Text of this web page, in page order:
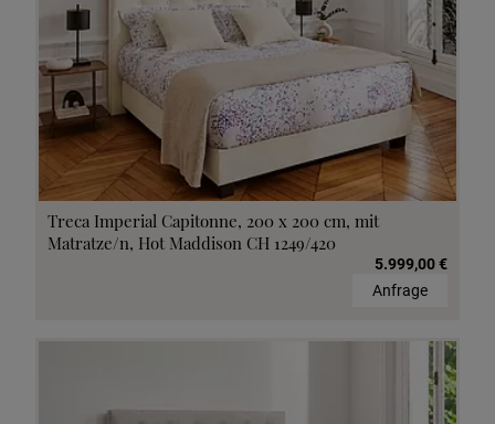
Treca Imperial Capitonne, 200 x 200 cm, mit
Matratze/n, Hot Maddison CH 1249/420
5.999,00 €
Anfrage